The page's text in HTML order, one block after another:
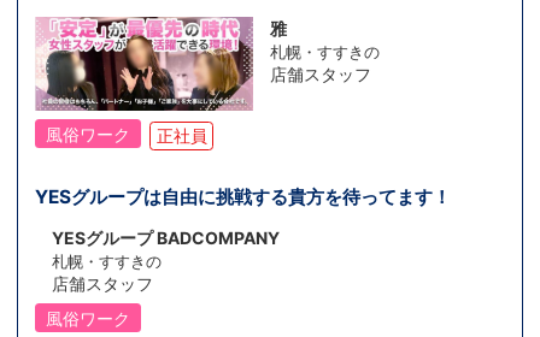
雅
札幌・すすきの
店舗スタッフ
風俗ワーク 正社員
YESグループは自由に挑戦する貴方を待ってます！
YESグループ BADCOMPANY
札幌・すすきの
店舗スタッフ
風俗ワーク